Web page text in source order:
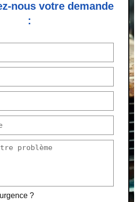
nous votre demande
:
?